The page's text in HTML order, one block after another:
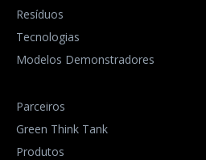
Resíduos
Tecnologias
Modelos Demonstradores
Parceiros
Green Think Tank
Produtos